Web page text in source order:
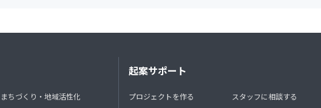
まちづくり・地域活性化
起案サポート
プロジェクトを作る
スタッフに相談する